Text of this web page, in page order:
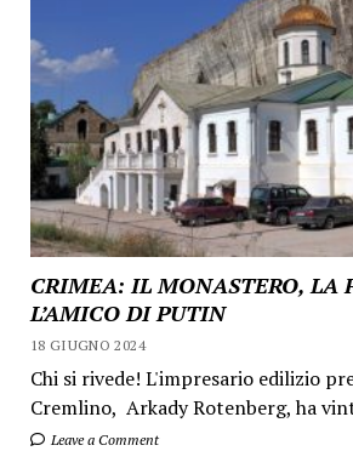
CRIMEA: IL MONASTERO, LA
L’AMICO DI PUTIN
18 GIUGNO 2024
Chi si rivede! L'impresario edilizio
Cremlino, Arkady Rotenberg, ha
Leave a Comment